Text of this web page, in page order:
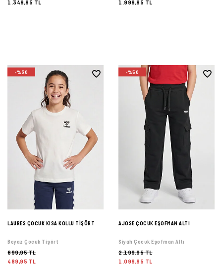
1.349,95 TL 1.999,95 TL
-%30
LAURES ÇOCUK KISA KOLLU TİŞÖRT
Beyaz Çocuk Tişört
699,95 TL
489,95 TL
-%50
AJOSE ÇOCUK EŞOFMAN ALTI
Siyah Çocuk Eşofman Altı
2.199,95 TL
1.099,95 TL